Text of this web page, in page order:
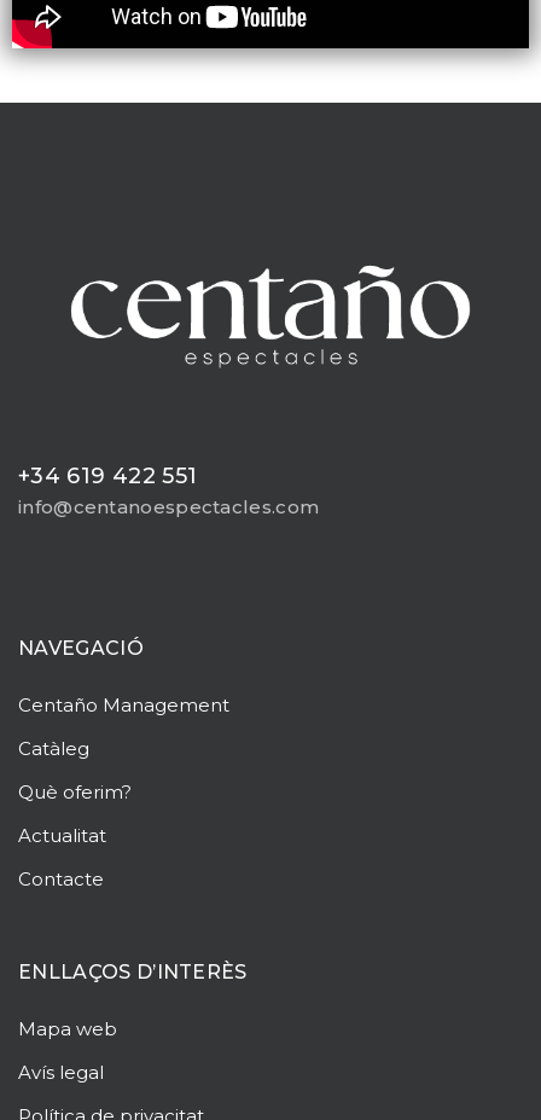
+34 619 422 551
info@centanoespectacles.com
NAVEGACIÓ
Centaño Management
Catàleg
Què oferim?
Actualitat
Contacte
ENLLAÇOS D’INTERÈS
Mapa web
Avís legal